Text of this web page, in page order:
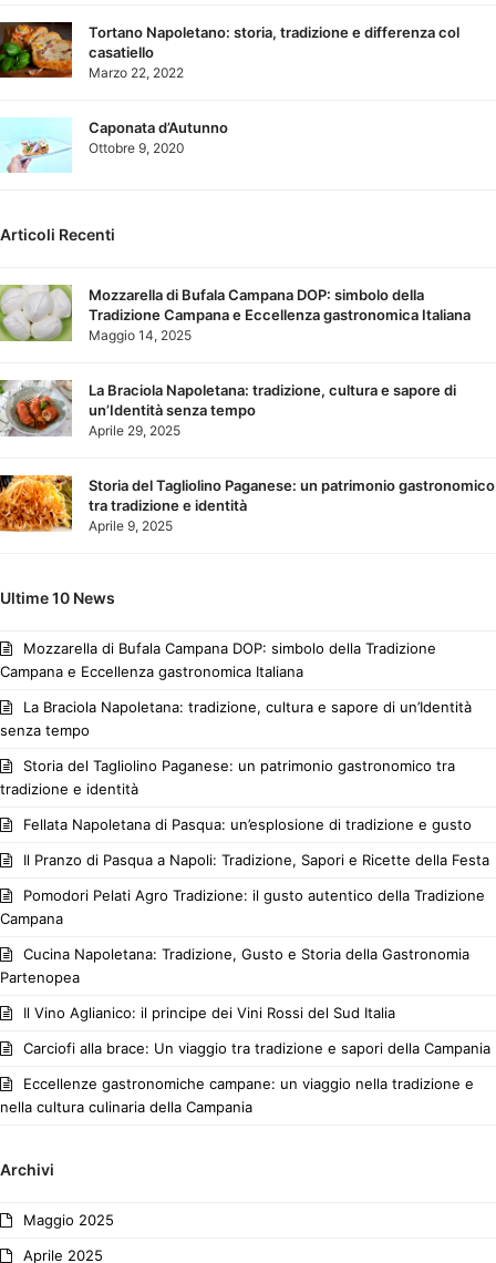
Tortano Napoletano: storia, tradizione e differenza col
casatiello
Marzo 22, 2022
Caponata d’Autunno
Ottobre 9, 2020
Articoli Recenti
Mozzarella di Bufala Campana DOP: simbolo della
Tradizione Campana e Eccellenza gastronomica Italiana
Maggio 14, 2025
La Braciola Napoletana: tradizione, cultura e sapore di
un’Identità senza tempo
Aprile 29, 2025
Storia del Tagliolino Paganese: un patrimonio gastronomico
tra tradizione e identità
Aprile 9, 2025
Ultime 10 News
Mozzarella di Bufala Campana DOP: simbolo della Tradizione
Campana e Eccellenza gastronomica Italiana
La Braciola Napoletana: tradizione, cultura e sapore di un’Identità
senza tempo
Storia del Tagliolino Paganese: un patrimonio gastronomico tra
tradizione e identità
Fellata Napoletana di Pasqua: un’esplosione di tradizione e gusto
Il Pranzo di Pasqua a Napoli: Tradizione, Sapori e Ricette della Festa
Pomodori Pelati Agro Tradizione: il gusto autentico della Tradizione
Campana
Cucina Napoletana: Tradizione, Gusto e Storia della Gastronomia
Partenopea
Il Vino Aglianico: il principe dei Vini Rossi del Sud Italia
Carciofi alla brace: Un viaggio tra tradizione e sapori della Campania
Eccellenze gastronomiche campane: un viaggio nella tradizione e
nella cultura culinaria della Campania
Archivi
Maggio 2025
Aprile 2025